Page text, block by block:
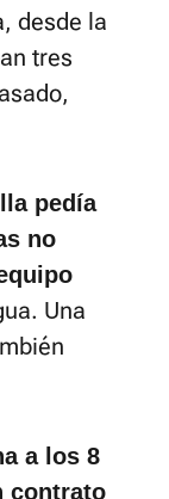
desde la
tres
pedía
no
Una
a los 8
contrato